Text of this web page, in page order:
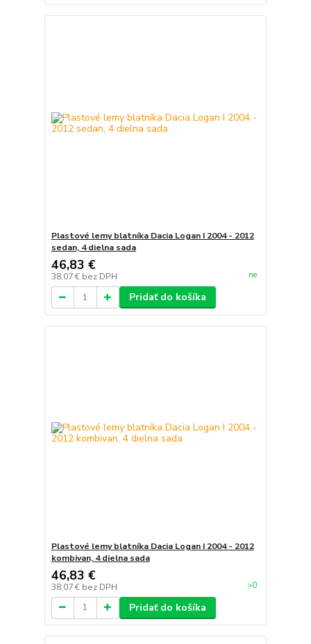
Plastové lemy blatníka Dacia Logan I 2004 - 2012
sedan, 4 dielna sada
46,83 €
38,07 € bez DPH ne
Pridať do košíka
Plastové lemy blatníka Dacia Logan I 2004 - 2012
kombivan, 4 dielna sada
46,83 €
38,07 € bez DPH >0
Pridať do košíka